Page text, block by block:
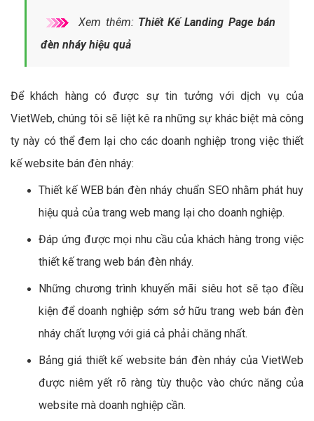
Xem thêm: Thiết Kế Landing Page bán
đèn nháy hiệu quả
Để khách hàng có được sự tin tưởng với dịch vụ của
VietWeb, chúng tôi sẽ liệt kê ra những sự khác biệt mà công
ty này có thể đem lại cho các doanh nghiệp trong việc thiết
kế website bán đèn nháy:
Thiết kế WEB bán đèn nháy chuẩn SEO nhằm phát huy
hiệu quả của trang web mang lại cho doanh nghiệp.
Đáp ứng được mọi nhu cầu của khách hàng trong việc
thiết kế trang web bán đèn nháy.
Những chương trình khuyến mãi siêu hot sẽ tạo điều
kiện để doanh nghiệp sớm sở hữu trang web bán đèn
nháy chất lượng với giá cả phải chăng nhất.
Bảng giá thiết kế website bán đèn nháy của VietWeb
được niêm yết rõ ràng tùy thuộc vào chức năng của
website mà doanh nghiệp cần.